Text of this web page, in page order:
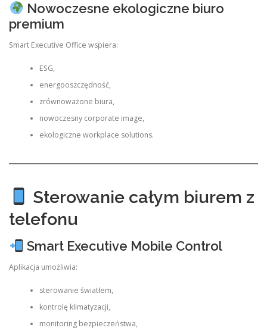
Nowoczesne ekologiczne biuro
premium
Smart Executive Office wspiera:
ESG,
energooszczędność,
zrównoważone biura,
nowoczesny corporate image,
ekologiczne workplace solutions.
Sterowanie całym biurem z
telefonu
Smart Executive Mobile Control
Aplikacja umożliwia:
sterowanie światłem,
kontrolę klimatyzacji,
monitoring bezpieczeństwa,